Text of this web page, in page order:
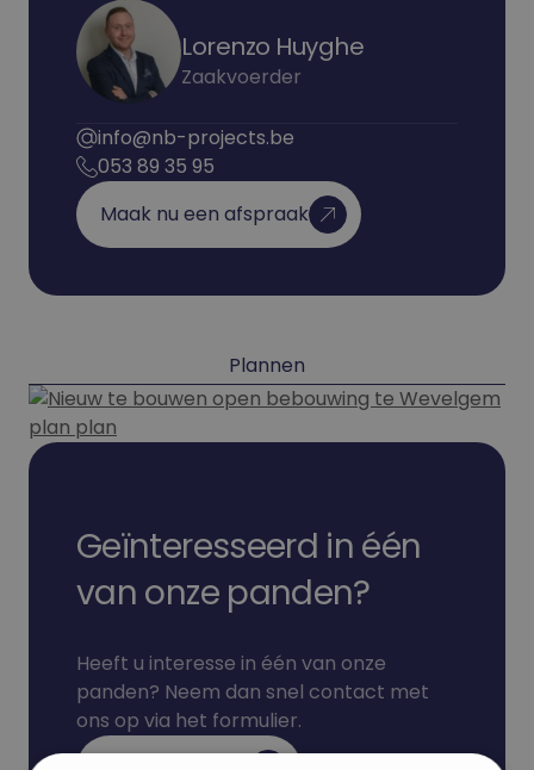
Lorenzo Huyghe
Zaakvoerder
info@nb-projects.be
053 89 35 95
Maak nu een afspraak
Plannen
Geïnteresseerd in één
van onze panden?
Heeft u interesse in één van onze
panden? Neem dan snel contact met
ons op via het formulier.